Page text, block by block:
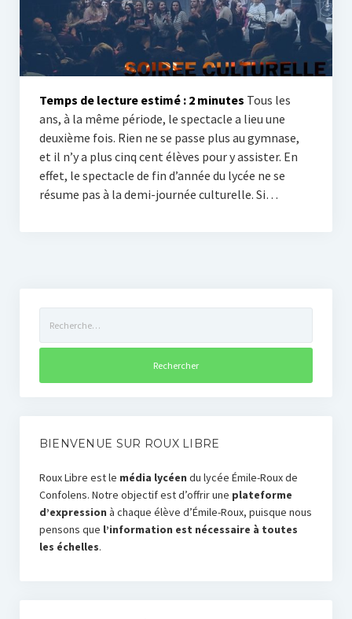
Tribunes et engagement
Vie lycéenne
Activités scolaires
L’internat
Roux Libre
En español
Temps de lecture estimé : 2 minutes Tous les
ans, à la même période, le spectacle a lieu une
deuxième fois. Rien ne se passe plus au gymnase,
et il n’y a plus cinq cent élèves pour y assister. En
effet, le spectacle de fin d’année du lycée ne se
résume pas à la demi-journée culturelle. Si…
BIENVENUE SUR ROUX LIBRE
Roux Libre est le média lycéen du lycée Émile-Roux de
Confolens. Notre objectif est d’offrir une plateforme
d’expression à chaque élève d’Émile-Roux, puisque nous
pensons que l’information est nécessaire à toutes
les échelles.